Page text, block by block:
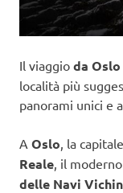
Il viaggio da
località più
panorami unici e
A Oslo , la
Reale , il
delle Navi